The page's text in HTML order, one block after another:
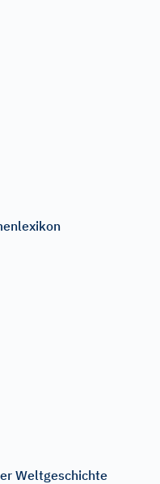
Weltgeschichte